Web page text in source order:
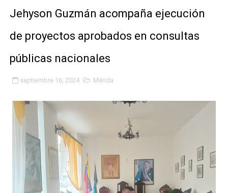
Alcaldía del Municipio Libertador realizó una jornada
Fundacite Mérida dicta taller gratuito de electrónica
INN-Mérida celebró el Lacto grado para promover el
Impulsan plan estratégico de seguridad ciudadana
Mérida impulsa desarrollo económico con taller de
Fomficc consolida alianzas e impulsa la economía
Niños de Estudiantes de Mérida sembraron 110
Corposalud y Secretaría Social fortalecen la atención
Jehyson Guzmán acompaña ejecución
de proyectos aprobados en consultas
públicas nacionales
septiembre 16, 2024 Mérida